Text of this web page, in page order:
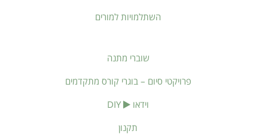
השתלמויות למורים
שוברי מתנה
פרויקטי סיום – בוגרי קורס מתקדמים
וידאו
תקנון